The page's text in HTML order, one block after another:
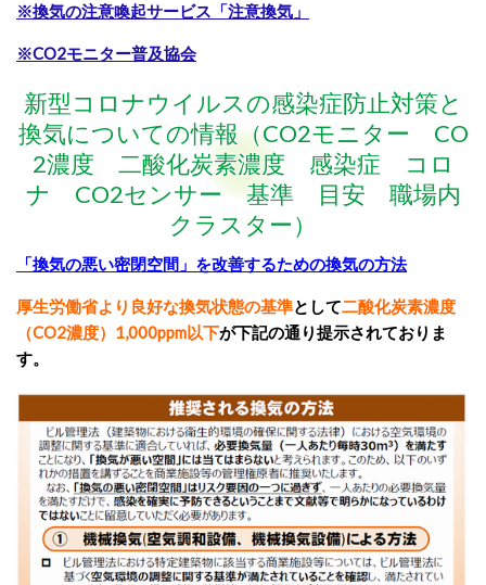
※換気の注意喚起サービス「注意換気」
※CO2モニター普及協会
新型コロナウイルスの感染症防止対策と
換気についての情報（CO2モニター CO
2濃度 二酸化炭素濃度 感染症 コロ
ナ CO2センサー 基準 目安 職場内
クラスター）
「換気の悪い密閉空間」を改善するための換気の方法
厚生労働省より良好な換気状態の基準として二酸化炭素濃度
（CO2濃度）1,000ppm以下が下記の通り提示されておりま
す。